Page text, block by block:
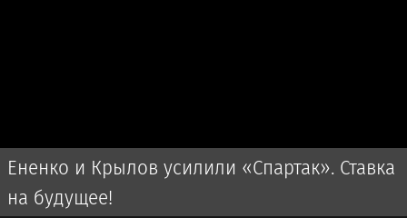
Ененко и Крылов усилили «Спартак». Ставка
на будущее!